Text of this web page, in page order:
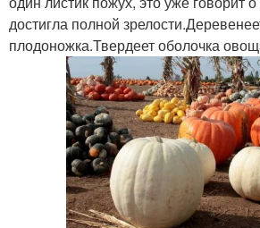
достигла полной
плодоножка.Твердеет оболочка